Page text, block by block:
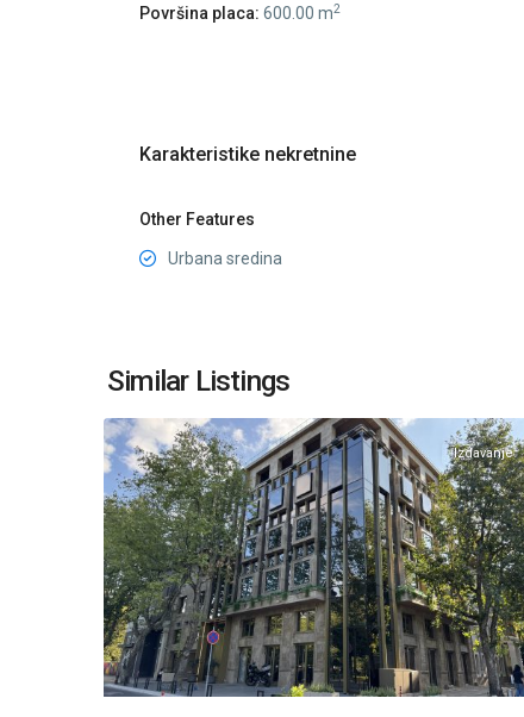
Površina placa: 600.00 m2
Karakteristike nekretnine
Other Features
Urbana sredina
Similar Listings
Podgorica,
Podgorica
Izdavanje